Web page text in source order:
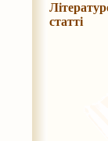
статті